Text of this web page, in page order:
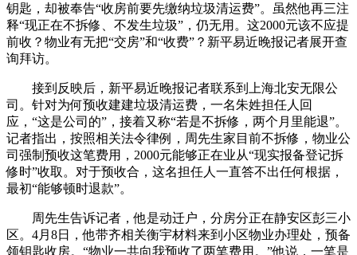
钥匙，却被奉告“收房前要先缴纳垃圾清运费”。虽然他再三注
释“现正在不拆修、不发生垃圾”，仍无用。这2000元该不应提
前收？物业有无把“交房”和“收费”？新平易近晚报记者展开查
询拜访。
接到反映后，新平易近晚报记者联系到上海北安无限公
司。针对为何预收建建垃圾清运费，一名朱姓担任人回
应，“这是公司的”，接着又称“若是不拆修，两个月里能退”。
记者指出，按照相关法令律例，周先生家目前不拆修，物业公
司强制预收这笔费用，2000元能够正在业从“现实报备登记拆
修时”收取。对于预收合，这名担任人一直答不出任何根据，
最初“能够顿时退款”。
周先生告诉记者，他是动迁户，分房分正在静安区彭三小
区。4月8日，他带齐相关衡宇材料来到小区物业办理处，预备
领钥匙收房。“物业一共向我预收了两笔费用。”他说，一笔是